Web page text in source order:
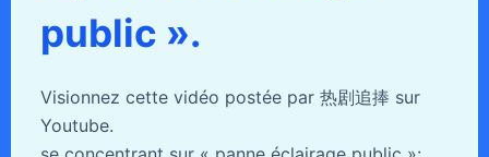
public ».
Visionnez cette vidéo postée par 热剧追捧 sur
Youtube.